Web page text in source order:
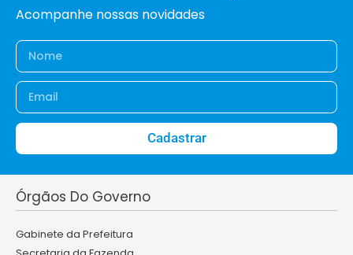
Acompanhe nossas novidades
Cadastrar
Órgãos Do Governo
Gabinete da Prefeitura